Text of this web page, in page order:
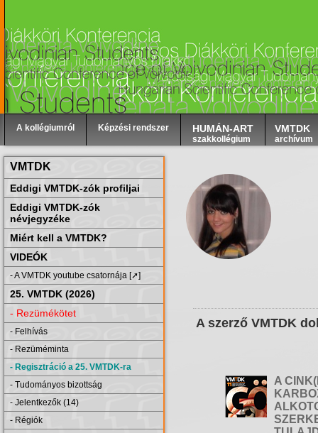
A kollégiumról Képzési rendszer HUMÁN-ART
szakkollégium
VMTDK
archívum
VMTDK
Eddigi VMTDK-zók profiljai
Eddigi VMTDK-zók
névjegyzéke
Miért kell a VMTDK?
VIDEÓK
- A VMTDK youtube csatornája [➚]
25. VMTDK (2026)
- Rezümékötet
- Felhívás
- Rezüméminta
- Regisztráció a 25. VMTDK-ra
- Tudományos bizottság
- Jelentkezők (14)
- Régiók
A szerző VMTDK
A